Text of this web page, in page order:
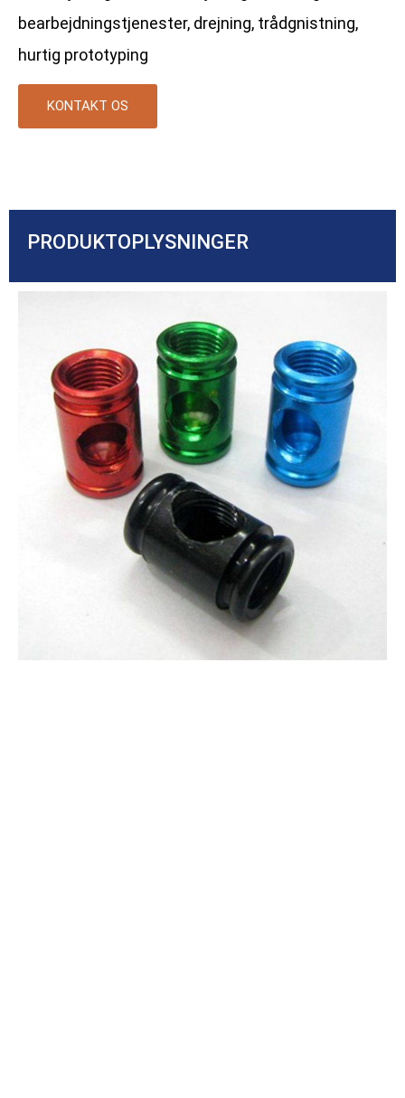
bearbejdningstjenester, drejning, trådgnistning,
hurtig prototyping
KONTAKT OS
PRODUKTOPLYSNINGER